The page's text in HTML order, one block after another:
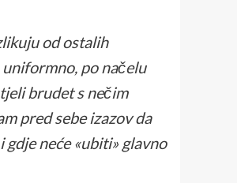
od ostalih
uniformno, po načelu
brudet s nečim
pred sebe izazov da
neće «ubiti» glavno